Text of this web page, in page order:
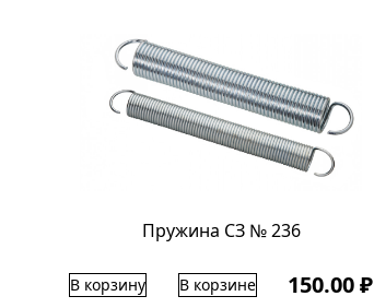
Пружина СЗ № 236
В корзину В корзине 150.00 ₽